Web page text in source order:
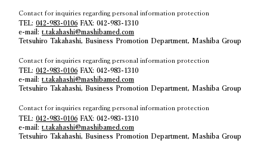
Contact for inquiries regarding personal information protection
TEL:042-983-0106 FAX: 042-983-1310
e-mail:t.takahashi@mashibamed.com
Tetsuhiro Takahashi, Business Promotion Department, Mashiba Group
Contact for inquiries regarding personal information protection
TEL:042-983-0106 FAX: 042-983-1310
e-mail:t.takahashi@mashibamed.com
Tetsuhiro Takahashi, Business Promotion Department, Mashiba Group
Contact for inquiries regarding personal information protection
TEL:042-983-0106 FAX: 042-983-1310
e-mail:t.takahashi@mashibamed.com
Tetsuhiro Takahashi, Business Promotion Department, Mashiba Group